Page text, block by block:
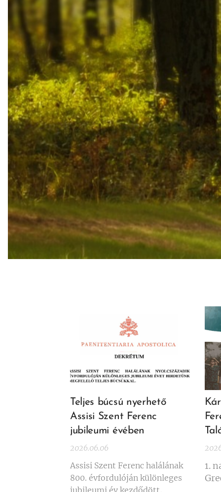
Teljes búcsú nyerhető
Assisi Szent Ferenc
jubileumi évében
2026.06.06
Assisi Szent Ferenc halálának
800. évfordulóján különleges
jubileumi év kezdődött,
1.